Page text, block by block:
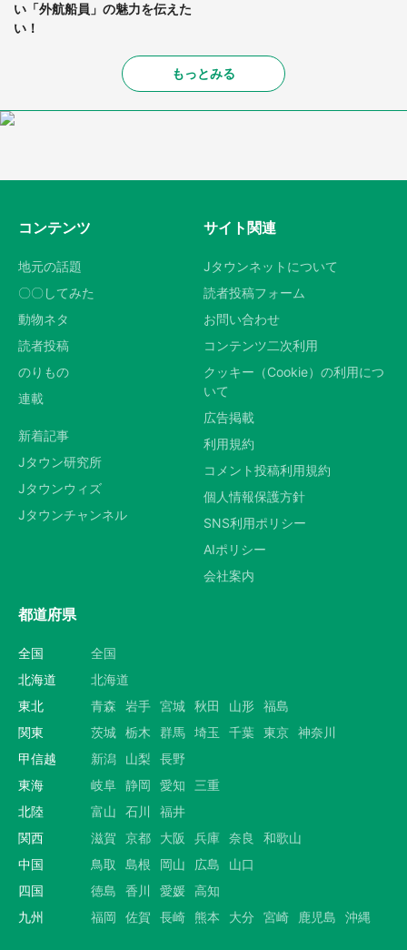
い「外航船員」の魅力を伝えた
い！
もっとみる
コンテンツ
地元の話題
〇〇してみた
動物ネタ
読者投稿
のりもの
連載
新着記事
Jタウン研究所
Jタウンウィズ
Jタウンチャンネル
サイト関連
Jタウンネットについて
読者投稿フォーム
お問い合わせ
コンテンツ二次利用
クッキー（Cookie）の利用につ
いて
広告掲載
利用規約
コメント投稿利用規約
個人情報保護方針
SNS利用ポリシー
AIポリシー
会社案内
都道府県
全国
全国
北海道
北海道
東北
青森 岩手 宮城 秋田 山形 福島
関東
茨城 栃木 群馬 埼玉 千葉 東京 神奈川
甲信越
新潟 山梨
長野
東海
岐阜 静岡 愛知
三重
北陸
富山 石川
福井
関西
滋賀 京都 大阪 兵庫 奈良
和歌山
中国
鳥取 島根 岡山 広島
山口
四国
徳島 香川 愛媛 高知
九州
福岡 佐賀 長崎 熊本 大分 宮崎 鹿児島 沖縄